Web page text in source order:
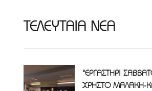
ΤΕΛΕΥΤΑΙΑ ΝΕΑ
"ΕΡΓΑΣΤΗΡΙ
ΧΡΗΣΤΟ ΜΑΛΑΚΗ-